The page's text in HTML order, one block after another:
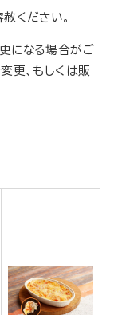
ください。
になる場合がご
更、もしくは販